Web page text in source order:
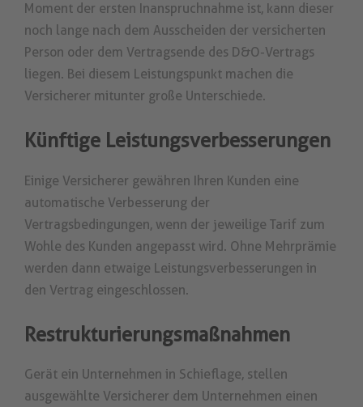
Moment der ersten Inanspruchnahme ist, kann dieser
noch lange nach dem Ausscheiden der versicherten
Person oder dem Vertragsende des D&O-Vertrags
liegen. Bei diesem Leistungspunkt machen die
Versicherer mitunter große Unterschiede.
Künftige Leistungsverbesserungen
Einige Versicherer gewähren Ihren Kunden eine
automatische Verbesserung der
Vertragsbedingungen, wenn der jeweilige Tarif zum
Wohle des Kunden angepasst wird. Ohne Mehrprämie
werden dann etwaige Leistungsverbesserungen in
den Vertrag eingeschlossen.
Restrukturierungsmaßnahmen
Gerät ein Unternehmen in Schieflage, stellen
ausgewählte Versicherer dem Unternehmen einen